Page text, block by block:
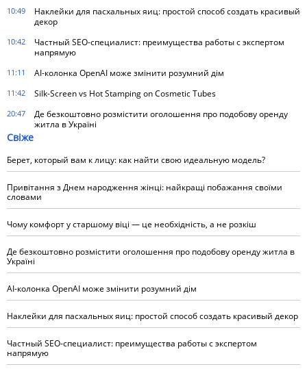
10:49
Наклейки для пасхальных яиц: простой способ создать красивый
декор
10:42
Частный SEO-специалист: преимущества работы с экспертом
напрямую
11:11 AI-колонка OpenAI може змінити розумний дім
11:42 Silk-Screen vs Hot Stamping on Cosmetic Tubes
20:47
Де безкоштовно розмістити оголошення про подобову оренду
житла в Україні
Свіже
Берет, который вам к лицу: как найти свою идеальную модель?
Привітання з Днем народження жінці: найкращі побажання своїми
словами
Чому комфорт у старшому віці — це необхідність, а не розкіш
Де безкоштовно розмістити оголошення про подобову оренду житла в
Україні
AI-колонка OpenAI може змінити розумний дім
Наклейки для пасхальных яиц: простой способ создать красивый декор
Частный SEO-специалист: преимущества работы с экспертом
напрямую